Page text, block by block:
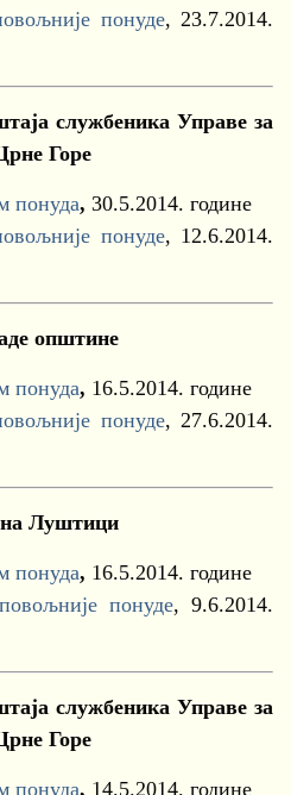
понуде, 23.7.2014.
службеника Управе за
Горе
понуда, 30.5.2014. године
понуде, 12.6.2014.
општине
понуда, 16.5.2014. године
понуде, 27.6.2014.
на Луштици
понуда, 16.5.2014. године
понуде, 9.6.2014.
службеника Управе за
Горе
понуда, 14.5.2014. године